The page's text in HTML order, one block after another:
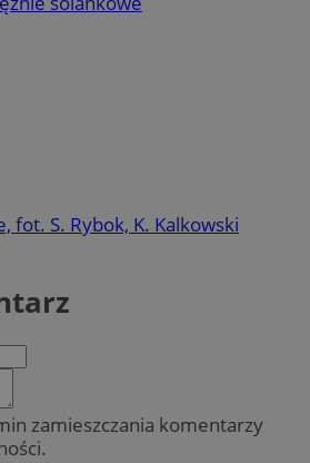
fot. S. Rybok, K. Kalkowski
zamieszczania komentarzy